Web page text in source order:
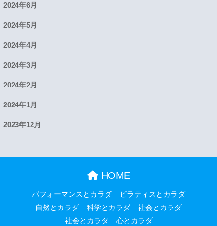
2024年6月
2024年5月
2024年4月
2024年3月
2024年2月
2024年1月
2023年12月
HOME
パフォーマンスとカラダ
ピラティスとカラダ
自然とカラダ
科学とカラダ
社会とカラダ
社会とカラダ
心とカラダ